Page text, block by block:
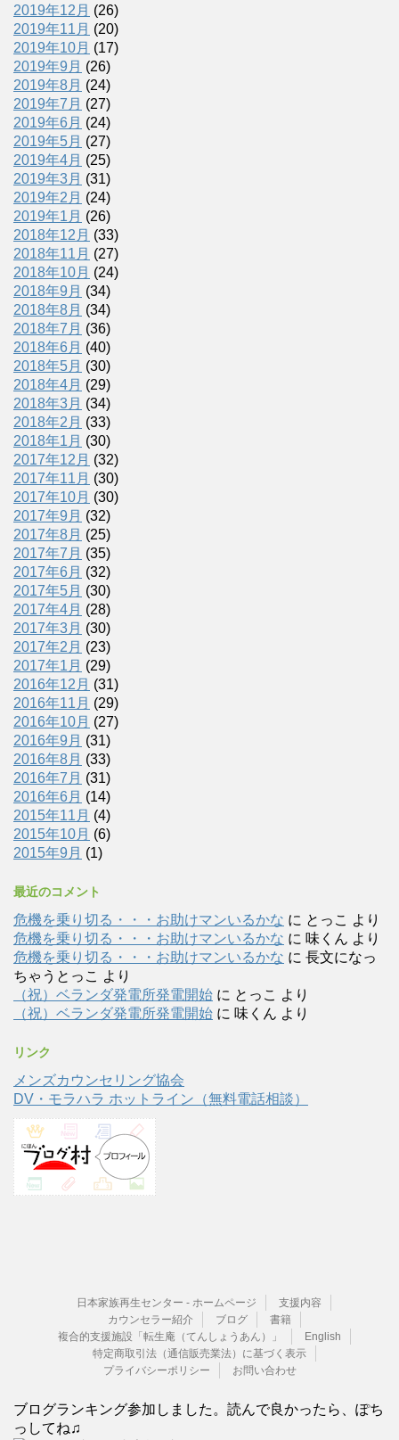
2019年12月 (26)
2019年11月 (20)
2019年10月 (17)
2019年9月 (26)
2019年8月 (24)
2019年7月 (27)
2019年6月 (24)
2019年5月 (27)
2019年4月 (25)
2019年3月 (31)
2019年2月 (24)
2019年1月 (26)
2018年12月 (33)
2018年11月 (27)
2018年10月 (24)
2018年9月 (34)
2018年8月 (34)
2018年7月 (36)
2018年6月 (40)
2018年5月 (30)
2018年4月 (29)
2018年3月 (34)
2018年2月 (33)
2018年1月 (30)
2017年12月 (32)
2017年11月 (30)
2017年10月 (30)
2017年9月 (32)
2017年8月 (25)
2017年7月 (35)
2017年6月 (32)
2017年5月 (30)
2017年4月 (28)
2017年3月 (30)
2017年2月 (23)
2017年1月 (29)
2016年12月 (31)
2016年11月 (29)
2016年10月 (27)
2016年9月 (31)
2016年8月 (33)
2016年7月 (31)
2016年6月 (14)
2015年11月 (4)
2015年10月 (6)
2015年9月 (1)
最近のコメント
危機を乗り切る・・・お助けマンいるかな に とっこ より
危機を乗り切る・・・お助けマンいるかな に 味くん より
危機を乗り切る・・・お助けマンいるかな に 長文になっ
ちゃうとっこ より
（祝）ベランダ発電所発電開始 に とっこ より
（祝）ベランダ発電所発電開始 に 味くん より
リンク
メンズカウンセリング協会
DV・モラハラ ホットライン（無料電話相談）
日本家族再生センター - ホームページ
支援内容
カウンセラー紹介
ブログ
書籍
複合的支援施設「転生庵（てんしょうあん）」
English
特定商取引法（通信販売業法）に基づく表示
プライバシーポリシー
お問い合わせ
ブログランキング参加しました。読んで良かったら、ぽち
っしてね♫